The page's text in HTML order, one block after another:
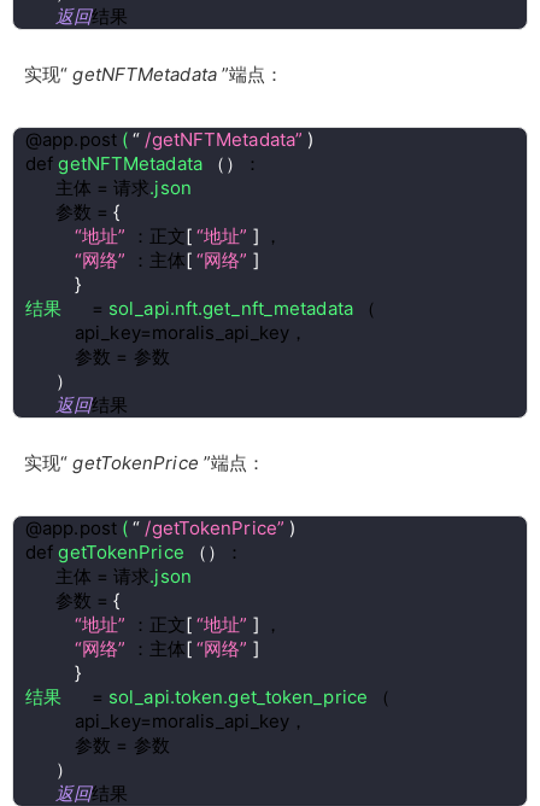
返回结果
实现“getNFTMetadata”端点：
@app.post ( “ /getNFTMetadata” )
def getNFTMetadata （ ）
：
主体 = 请求.json
参数 = {
“地址”
：正文[ “地址” ]
，
“网络”
：主体[ “网络” ]
}
结果 = sol_api.nft.get_nft_metadata
（
api_key=moralis_api_key，
参数 = 参数
）
返回结果
实现“getTokenPrice ”端点：
@app.post ( “ /getTokenPrice” )
def getTokenPrice （ ）
：
主体 = 请求.json
参数 = {
“地址”
：正文[ “地址” ]
，
“网络”
：主体[ “网络” ]
}
结果 = sol_api.token.get_token_price
（
api_key=moralis_api_key，
参数 = 参数
）
返回结果